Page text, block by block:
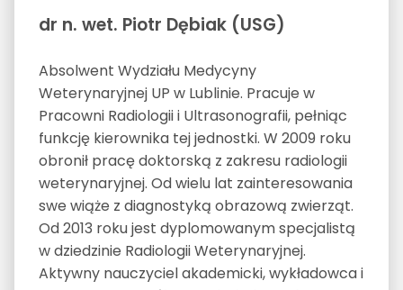
dr n. wet. Piotr Dębiak (USG)
Absolwent Wydziału Medycyny
Weterynaryjnej UP w Lublinie. Pracuje w
Pracowni Radiologii i Ultrasonografii, pełniąc
funkcję kierownika tej jednostki. W 2009 roku
obronił pracę doktorską z zakresu radiologii
weterynaryjnej. Od wielu lat zainteresowania
swe wiąże z diagnostyką obrazową zwierząt.
Od 2013 roku jest dyplomowanym specjalistą
w dziedzinie Radiologii Weterynaryjnej.
Aktywny nauczyciel akademicki, wykładowca i